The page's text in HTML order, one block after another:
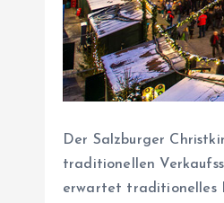
Der Salzburger
traditionellen
erwartet traditionelles